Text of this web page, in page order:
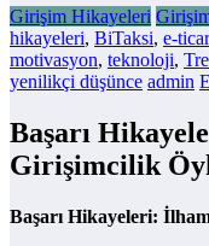
Girişim Hikayeleri
hikayeleri, BiTaksi, e-
motivasyon, teknoloji,
yenilikçi düşünce admin
Başarı
Girişimcilik
Başarı Hikayeleri: